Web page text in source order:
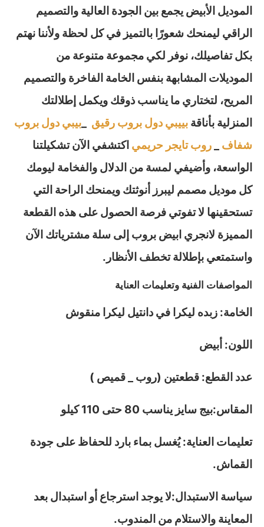
الموديل الأبيض يجمع بين الجودة العالية والتصميم
الراقي ليمنحك شعورًا بالتميز في كل لحظة ولأننا نهتم
بكل تفاصيلك، نوفر لكي مجموعة متنوعة من
الموديلات المشابهة بنفس الخامة الفاخرة والتصميم
المريح، لتختاري ما يناسب ذوقك ويكمل إطلالتك
المنزلية بأناقة بييبي دول بروب رقيق
بيبي دول بروب
شفاف
روب تايجر حريمي اكتشفي الآن تشكيلتنا
الواسعة، وأضيفي لمسة من الدلال والفخامة ليومك
كل موديل مصمم ليبرز أنوثتك ويمنحك الراحة التي
تستحقينها لا تفوتي فرصة الحصول على هذه القطعة
المميزة لانجري ابيض بروب إلى سلة مشترياتك الآن
واستمتعي بإطلالة تخطف الأنظار.
المواصفات الفنية وتعليمات العناية
الخامة: زبده ليكرا في دانتيل ليكرا منقوش
اللون: أبيض
عدد القطع: قطعتين (روب _ قميص )
المقاس:بيج سايز يناسب 80 حتى 110 كيلو
تعليمات العناية: يُغسل بماء بارد للحفاظ على جودة
القماش.
سياسة الاستبدال:لا يوجد استرجاع أو استبدال بعد
المعاينة والاستلام من المندوب.